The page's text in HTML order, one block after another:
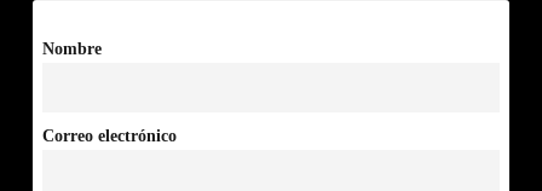
Nombre
Correo electrónico